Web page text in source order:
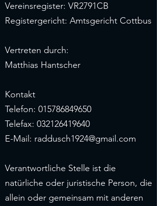
Vereinsregister: VR2791CB
Registergericht: Amtsgericht Cottbus
Vertreten durch:
Matthias Hantscher
Kontakt
Telefon: 015786849650
Telefax: 032126419640
E-Mail: raddusch1924@gmail.com
Verantwortliche Stelle ist die
natürliche oder juristische Person, die
allein oder gemeinsam mit anderen